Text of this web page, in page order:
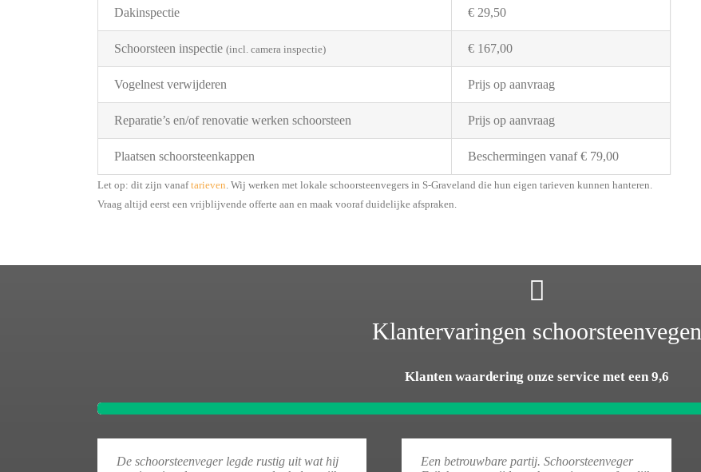
Dakinspectie € 29,50
Schoorsteen inspectie (incl. camera inspectie) € 167,00
Vogelnest verwijderen Prijs op aanvraag
Reparatie’s en/of renovatie werken schoorsteen Prijs op aanvraag
Plaatsen schoorsteenkappen Beschermingen vanaf € 79,00
Let op: dit zijn vanaftarieven . Wij werken met lokale schoorsteenvegers in S-Graveland die hun eigen tarieven kunnen hanteren.
Vraag altijd eerst een vrijblijvende offerte aan en maak vooraf duidelijke afspraken.
Klantervaringen schoorsteenvegen
Klanten waardering onze service met een 9,6
De schoorsteenveger legde rustig uit wat hij
Een betrouwbare partij. Schoorsteenveger